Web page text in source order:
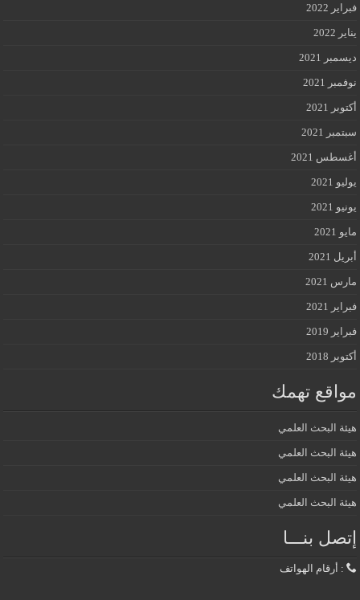
فبراير 2022
يناير 2022
ديسمبر 2021
نوفمبر 2021
أكتوبر 2021
سبتمبر 2021
أغسطس 2021
يوليو 2021
يونيو 2021
مايو 2021
أبريل 2021
مارس 2021
فبراير 2021
فبراير 2019
أكتوبر 2018
مواقع تهمك
هيئة البحث العلمي
هيئة البحث العلمي
هيئة البحث العلمي
هيئة البحث العلمي
إتصل بنـــا
: أرقام الهواتف